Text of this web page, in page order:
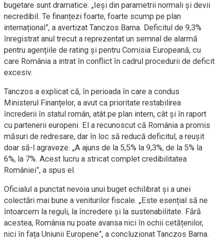
bugetare sunt dramatice. „Ieși din parametrii normali și devii
necredibil. Te finanțezi foarte, foarte scump pe plan
internațional”, a avertizat Tanczos Barna. Deficitul de 9,3%
înregistrat anul trecut a reprezentat un semnal de alarmă
pentru agențiile de rating și pentru Comisia Europeană, cu
care România a intrat în conflict în cadrul procedurii de deficit
excesiv.
Tanczos a explicat că, în perioada în care a condus
Ministerul Finanțelor, a avut ca prioritate restabilirea
încrederii în statul român, atât pe plan intern, cât și în raport
cu partenerii europeni. El a recunoscut că România a promis
măsuri de redresare, dar în loc să reducă deficitul, a reușit
doar să-l agraveze. „A ajuns de la 5,5% la 9,3%, de la 5% la
6%, la 7%. Acest lucru a stricat complet credibilitatea
României”, a spus el.
Oficialul a punctat nevoia unui buget echilibrat și a unei
colectări mai bune a veniturilor fiscale. „Este esențial să ne
întoarcem la reguli, la încredere și la sustenabilitate. Fără
acestea, România nu poate avansa nici în ochii cetățenilor,
nici în fața Uniunii Europene”, a concluzionat Tanczos Barna.